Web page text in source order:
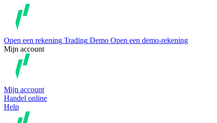
Open een rekening Trading Demo Open een demo-rekening
Mijn account
Mijn account
Handel online
Help